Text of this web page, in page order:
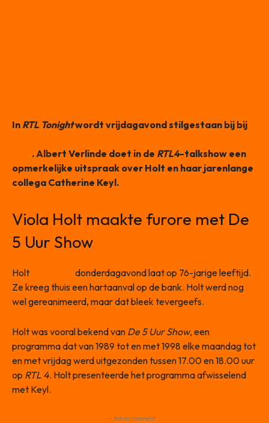
In RTL Tonightwordt vrijdagavond stilgestaan bij bij
. Albert Verlinde doet in de RTL4-talkshow een
opmerkelijke uitspraak over Holt en haar jarenlange
collega Catherine Keyl.
Viola Holt maakte furore met De
5 Uur Show
Holt
donderdagavond laat op 76-jarige leeftijd.
Ze kreeg thuis een hartaanval op de bank. Holt werd nog
wel gereanimeerd, maar dat bleek tevergeefs.
Holt was vooral bekend van De 5 Uur Show, een
programma dat van 1989 tot en met 1998 elke maandag tot
en met vrijdag werd uitgezonden tussen 17.00 en 18.00 uur
op RTL 4. Holt presenteerde het programma afwisselend
met Keyl.
- Advertisement -